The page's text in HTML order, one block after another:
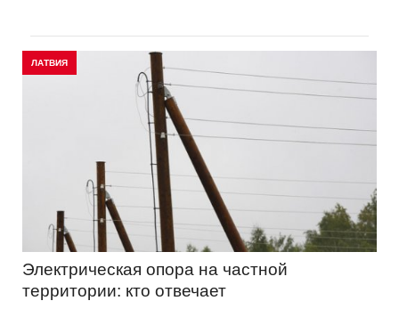
ЛАТВИЯ
Электрическая опора на частной
территории: кто отвечает